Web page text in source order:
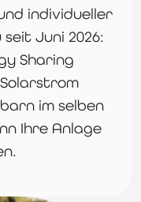
individueller
Juni 2026:
Sharing
im selben
Ihre Anlage